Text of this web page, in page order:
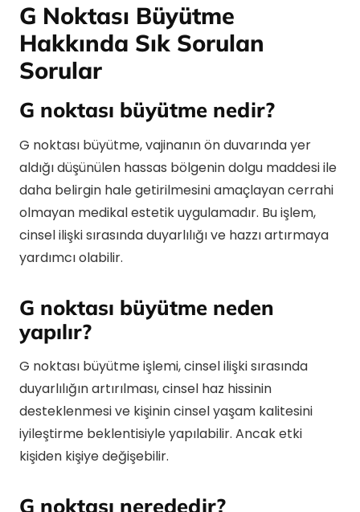
G Noktası Büyütme
Hakkında Sık Sorulan
Sorular
G noktası büyütme nedir?
G noktası büyütme, vajinanın ön duvarında yer
aldığı düşünülen hassas bölgenin dolgu maddesi ile
daha belirgin hale getirilmesini amaçlayan cerrahi
olmayan medikal estetik uygulamadır. Bu işlem,
cinsel ilişki sırasında duyarlılığı ve hazzı artırmaya
yardımcı olabilir.
G noktası büyütme neden
yapılır?
G noktası büyütme işlemi, cinsel ilişki sırasında
duyarlılığın artırılması, cinsel haz hissinin
desteklenmesi ve kişinin cinsel yaşam kalitesini
iyileştirme beklentisiyle yapılabilir. Ancak etki
kişiden kişiye değişebilir.
G noktası nerededir?